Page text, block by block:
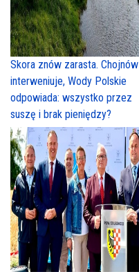
Skora znów zarasta. Chojnów
interweniuje, Wody Polskie
odpowiada: wszystko przez
suszę i brak pieniędzy?